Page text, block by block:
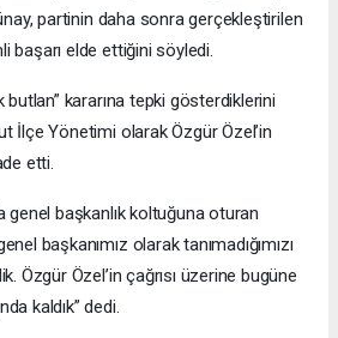
partinin daha sonra gerçekleştirilen
başarı elde ettiğini söyledi.
butlan” kararına tepki gösterdiklerini
İlçe Yönetimi olarak Özgür Özel’in
etti.
genel başkanlık koltuğuna oturan
başkanımız olarak tanımadığımızı
Özgür Özel’in çağrısı üzerine bugüne
kaldık” dedi.